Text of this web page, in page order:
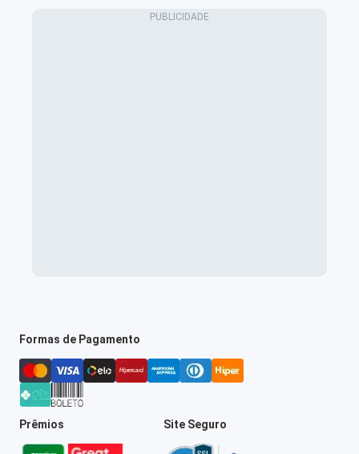
Formas de Pagamento
Prêmios Site Seguro